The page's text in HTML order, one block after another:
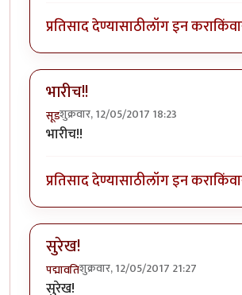
प्रतिसाद देण्यासाठीलॉग इन कराकिंवा
भारीच!!
सूडशुक्रवार, 12/05/2017 18:23
भारीच!!
प्रतिसाद देण्यासाठीलॉग इन कराकिंवा
सुरेख!
पद्मावतिशुक्रवार, 12/05/2017 21:27
सुरेख!